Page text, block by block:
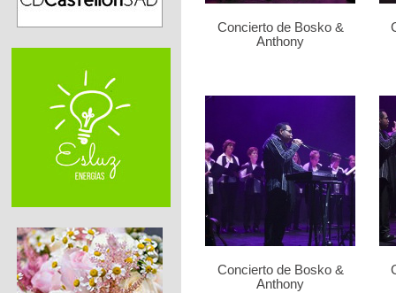
Concierto de Bosko &
Anthony
Concierto de Bosko &
Anthony